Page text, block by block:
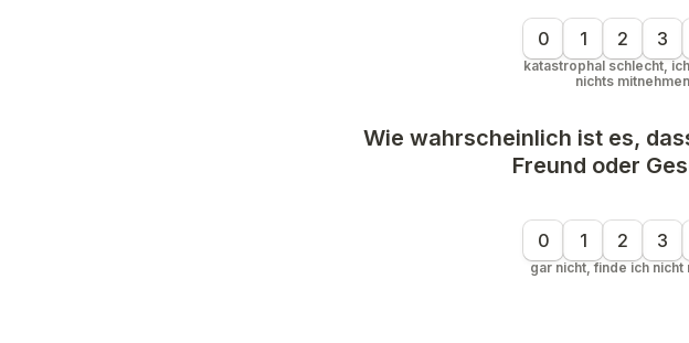
0 1 2 3
katastrophal schlecht,
nichts mitnehmen
Wie wahrscheinlich ist es,
Freund oder
0 1 2 3
gar nicht, finde ich nicht